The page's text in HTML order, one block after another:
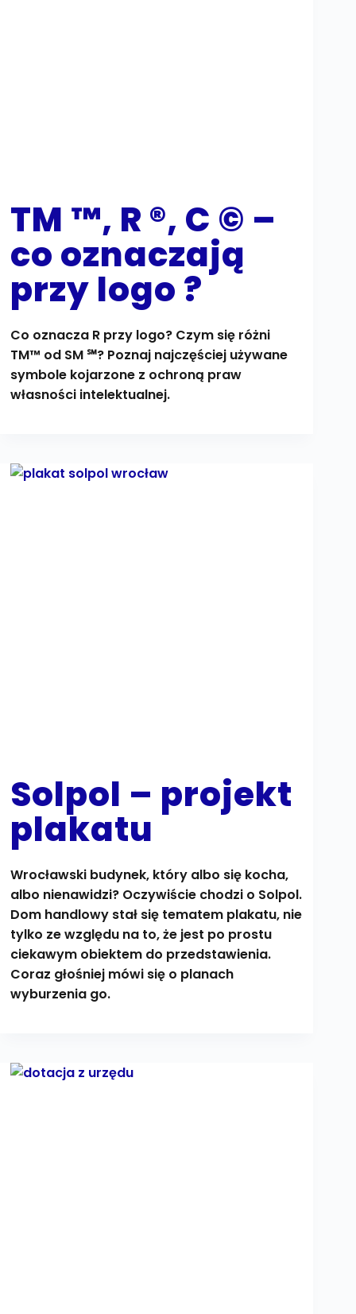
TM ™, R ®, C © –
co oznaczają
przy logo ?
Co oznacza R przy logo? Czym się różni
TM™ od SM ℠? Poznaj najczęściej używane
symbole kojarzone z ochroną praw
własności intelektualnej.
Solpol – projekt
plakatu
Wrocławski budynek, który albo się kocha,
albo nienawidzi? Oczywiście chodzi o Solpol.
Dom handlowy stał się tematem plakatu, nie
tylko ze względu na to, że jest po prostu
ciekawym obiektem do przedstawienia.
Coraz głośniej mówi się o planach
wyburzenia go.